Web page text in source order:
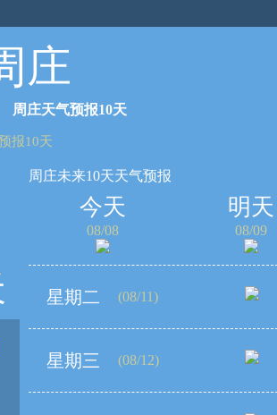
庄
周庄天气预报10天
报10天
周庄未来10天天气预报
今天
08/08
明天
08/09
星期二 (08/11)
星期三 (08/12)